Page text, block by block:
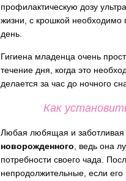
профилактическую дозу
жизни, с крошкой необходимо
день.
Гигиена младенца очень
течение дня, когда это
делается за час до ночного
Как
Любая любящая и
новорожденного , ведь она
потребности своего чада.
непродолжительные, если его